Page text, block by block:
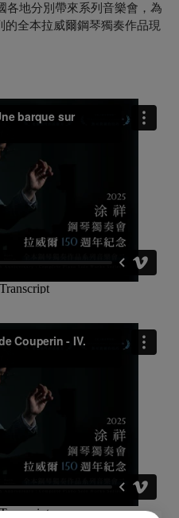
各地分別帶來系列音樂會，為
全本拉威爾鋼琴獨奏作品現